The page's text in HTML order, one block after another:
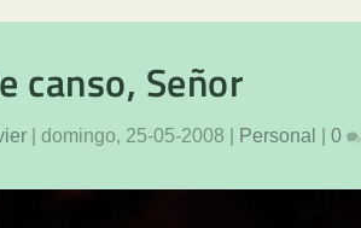
canso, Señor
| domingo, 25-05-2008 Personal 0